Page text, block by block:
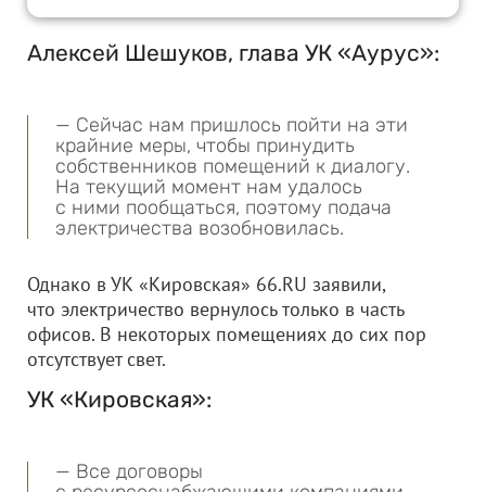
Алексей Шешуков, глава УК «Аурус»:
— Сейчас нам пришлось пойти на эти
крайние меры, чтобы принудить
собственников помещений к диалогу.
На текущий момент нам удалось
с ними пообщаться, поэтому подача
электричества возобновилась.
Однако в УК «Кировская» 66.RU заявили,
что электричество вернулось только в часть
офисов. В некоторых помещениях до сих пор
отсутствует свет.
УК «Кировская»:
— Все договоры